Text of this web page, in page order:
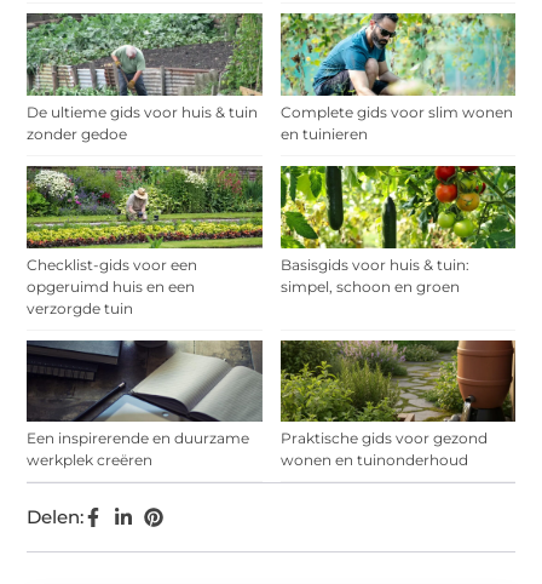
De ultieme gids voor huis & tuin
zonder gedoe
Complete gids voor slim wonen
en tuinieren
Checklist-gids voor een
opgeruimd huis en een
verzorgde tuin
Basisgids voor huis & tuin:
simpel, schoon en groen
Een inspirerende en duurzame
werkplek creëren
Praktische gids voor gezond
wonen en tuinonderhoud
Delen: